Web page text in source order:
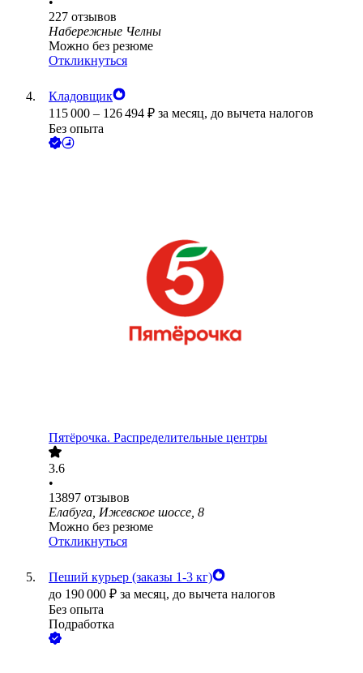
227 отзывов
Набережные Челны
Можно без резюме
Откликнуться
Кладовщик
115 000 – 126 494 ₽ за месяц, до вычета налогов
Без опыта
Пятёрочка. Распределительные центры
3.6
•
13897 отзывов
Елабуга, Ижевское шоссе, 8
Можно без резюме
Откликнуться
Пеший курьер (заказы 1-3 кг)
до 190 000 ₽ за месяц, до вычета налогов
Без опыта
Подработка